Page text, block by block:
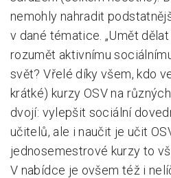
nemohly nahradit
v dané tématice. „Umět
rozumět aktivnímu
svět? Vřelé díky všem, kdo
krátké) kurzy OSV na
dvojí: vylepšit sociální
učitelů, ale i naučit je učit
jednosemestrové kurzy to
V nabídce je ovšem též i